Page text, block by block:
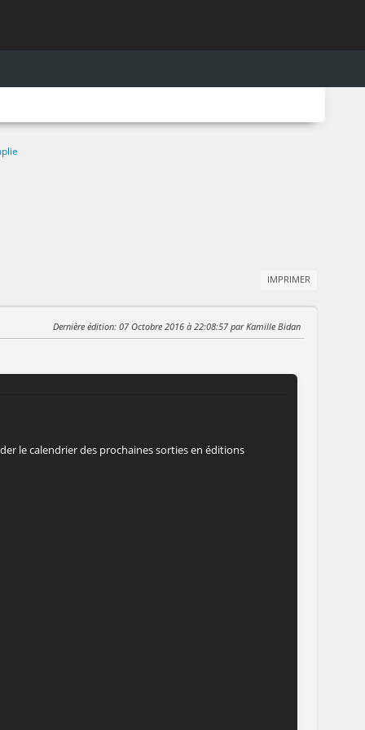
IMPRIMER
Dernière édition: 07 Octobre 2016 à 22:08:57 par Kamille Bidan
le calendrier des prochaines sorties en éditions